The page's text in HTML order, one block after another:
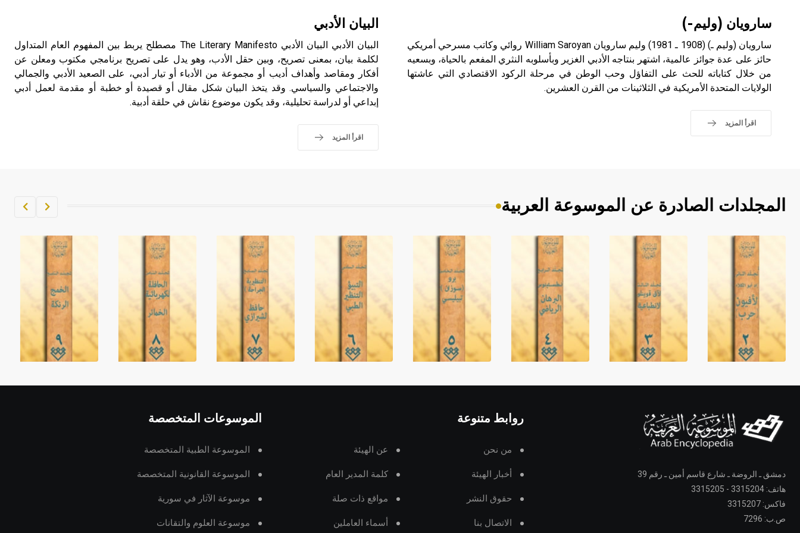
الإنكليزية أب
- هل تعلم أن أبجر Abgar اسم معروف
جيداً يعود إلى عدد من الملوك الذين
حيث تقتصر القيمة الصوتية للعلامة الك
سارويان (وليم-)
سارويان (وليم ـ) (1908 ـ 1981) وليم سارويان William Saroyan روائي وكاتب مسرحي أمريكي
حائز على عدة جوائز عالمية، اشتهر بنتاجه الأدبي الغزير وبأسلوبه النثري المفعم بالحياة، وبسعيه
من خلال كتاباته للحث على التفاؤل وحب الوطن في مرحلة الركود الاقتصادي التي عاشتها
الولايات المتحدة الأمريكية في الثلاثينات من القرن العشرين.
اقرأ المزيد
البيان الأدبي
البيان الأدبي البيان الأدبي The Literary Manifesto مصطلح يربط بين المفهوم العام المتداول
لكلمة بيان، بمعنى تصريح، وبين حقل الأدب، وهو يدل على تصريح برنامجي مكتوب ومعلن عن
أفكار ومقاصد وأهداف أديب أو مجموعة من الأدباء أو تيار أدبي، على الصعيد الأدبي والجمالي
والاجتماعي والسياسي. وقد يتخذ البيان شكل مقال أو قصيدة أو خطبة أو مقدمة لعمل أدبي
إبداعي أو لدراسة تحليلية، وقد يكون موضوع نقاش في حلقة أدبية.
اقرأ المزيد
المجلدات الصادرة عن الموسوعة العربية
دمشق ـ الروضة ـ شارع قاسم أمين ـ رقم 39
هاتف: 3315204 - 3315205
فاكس: 3315207
ص.ب: 7296
روابط متنوعة
من نحن عن الهيئة
أخبار الهيئة كلمة المدير العام
حقوق النشر مواقع ذات صلة
الاتصال بنا أسماء العاملين
الموسوعات المتخصصة
الموسوعة الطبية المتخصصة
الموسوعة القانونية المتخصصة
موسوعة الآثار في سورية
موسوعة العلوم والتقانات